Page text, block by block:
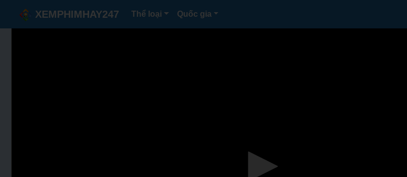
XEMPHIMHAY247 Thể loại Quốc gia